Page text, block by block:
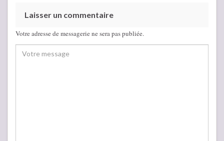
Laisser un commentaire
Votre adresse de messagerie ne sera pas publiée.